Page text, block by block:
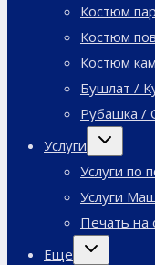
Костюм
Костюм
Костюм
Бушлат /
Рубашка /
Услуги
дочернее
Услуги по
Услуги
Печать на
Еще
Переключить
дочернее